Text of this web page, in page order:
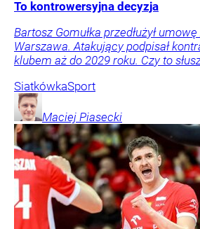
To kontrowersyjna decyzja
Bartosz Gomułka przedłużył
Warszawa. Atakujący podpisał
klubem aż do 2029 roku. Czy to
SiatkówkaSport
Maciej Piasecki